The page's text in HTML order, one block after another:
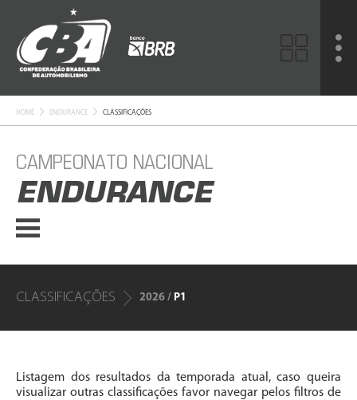
HOME ENDURANCE CLASSIFICAÇÕES
CAMPEONATO NACIONAL
ENDURANCE
CLASSIFICAÇÕES 2026 / P1
Listagem dos resultados da temporada atual, caso queira
visualizar outras classificações favor navegar pelos filtros de